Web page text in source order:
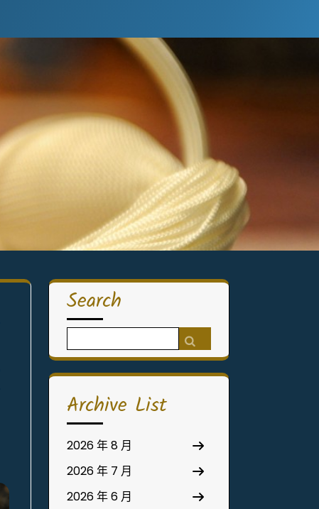
Search
for:
Archive List
2026 年 8 月
2026 年 7 月
2026 年 6 月